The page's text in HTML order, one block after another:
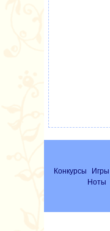
Конкурсы Игры
Ноты